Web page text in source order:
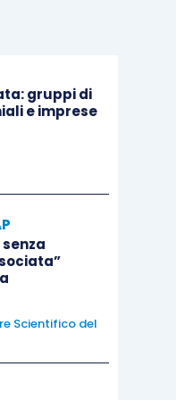
e commozione.
italiani della sua
libro spericolato e
che conosciamo e
che sono i morti
smesso di esserlo
gruppi di
e imprese
Scientifico del